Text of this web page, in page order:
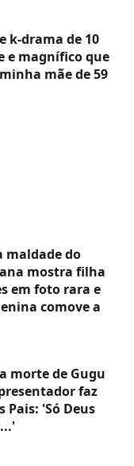
k-drama de 10
e magnífico que
mãe de 59
maldade do
mostra filha
em foto rara e
comove a
morte de Gugu
faz
Pais: 'Só Deus